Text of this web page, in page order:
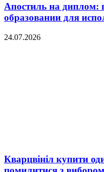
Апостиль на диплом:
образовании для
24.07.2026
Кварцвініл купити